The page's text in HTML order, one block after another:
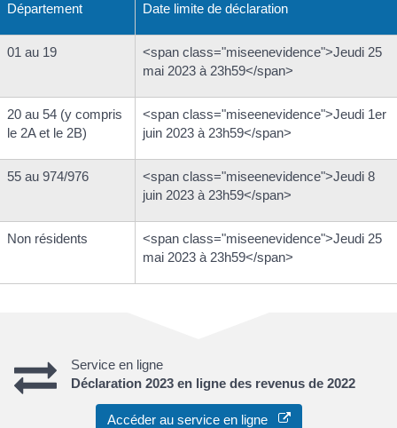
Département Date limite de déclaration
01 au 19
<span class="miseenevidence">Jeudi 25
mai 2023 à 23h59</span>
20 au 54 (y compris
le 2A et le 2B)
<span class="miseenevidence">Jeudi 1er
juin 2023 à 23h59</span>
55 au 974/976
<span class="miseenevidence">Jeudi 8
juin 2023 à 23h59</span>
Non résidents
<span class="miseenevidence">Jeudi 25
mai 2023 à 23h59</span>
Service en ligne
Déclaration 2023 en ligne des revenus de 2022
Accéder au service en ligne